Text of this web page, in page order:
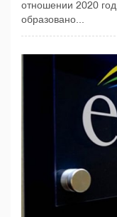
отношении 2020
образовано...